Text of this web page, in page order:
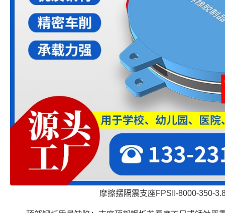
摩擦摆隔震支座FPSII-8000-350-